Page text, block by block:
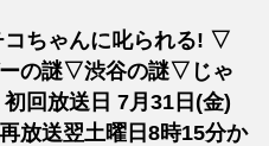
コちゃんに叱られる! ▽
の謎▽渋谷の謎▽じゃ
回放送日 7月31日(金)
放送翌土曜日8時15分か